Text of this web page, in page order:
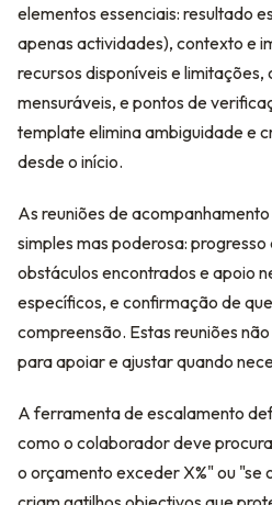
elementos essenciais: resultado
apenas actividades), contexto e
recursos disponíveis e limitações,
mensuráveis, e pontos de
template elimina ambiguidade e
desde o início.
As reuniões de
simples mas poderosa:
obstáculos encontrados e apoio
específicos, e confirmação de
compreensão. Estas reuniões
para apoiar e ajustar quando
A ferramenta de escalamento
como o colaborador deve
o orçamento exceder X%" ou "se